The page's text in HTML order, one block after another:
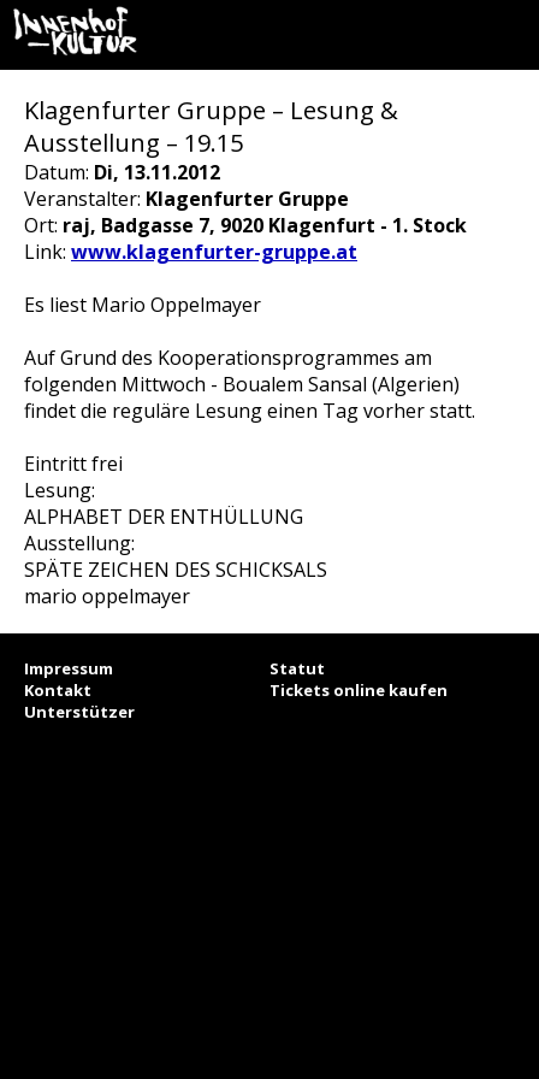
Klagenfurter Gruppe – Lesung &
Ausstellung – 19.15
Datum: Di, 13.11.2012
Veranstalter: Klagenfurter Gruppe
Ort: raj, Badgasse 7, 9020 Klagenfurt - 1. Stock
Link: www.klagenfurter-gruppe.at
Es liest Mario Oppelmayer
Auf Grund des Kooperationsprogrammes am
folgenden Mittwoch - Boualem Sansal (Algerien)
findet die reguläre Lesung einen Tag vorher statt.
Eintritt frei
Lesung:
ALPHABET DER ENTHÜLLUNG
Ausstellung:
SPÄTE ZEICHEN DES SCHICKSALS
mario oppelmayer
Impressum
Statut
Kontakt
Tickets online kaufen
Unterstützer